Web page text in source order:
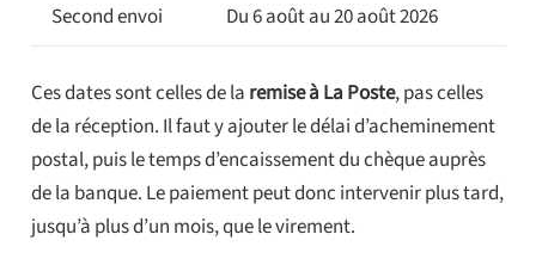
Second envoi Du 6 août au 20 août 2026
Ces dates sont celles de la remise à La Poste, pas celles
de la réception. Il faut y ajouter le délai d’acheminement
postal, puis le temps d’encaissement du chèque auprès
de la banque. Le paiement peut donc intervenir plus tard,
jusqu’à plus d’un mois, que le virement.